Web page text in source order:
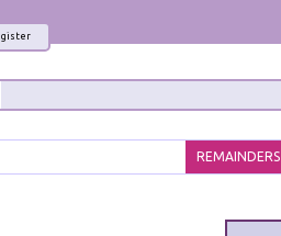
REMAINDERS